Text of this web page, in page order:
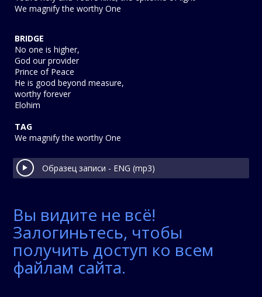
We magnify the worthy One
BRIDGE
No one is higher,
God our provider
Prince of Peace
He is good beyond measure,
worthy forever
Elohim
TAG
We magnify the worthy One
Образец записи - ENG (mp3)
Вы видите не всё!
Залогиньтесь, чтобы
получить доступ ко всем
файлам сайта.